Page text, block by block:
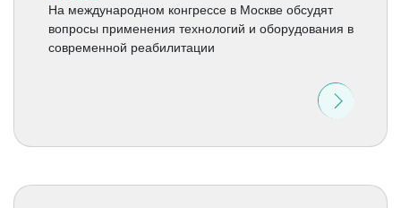
На международном конгрессе в Москве обсудят
вопросы применения технологий и оборудования в
современной реабилитации